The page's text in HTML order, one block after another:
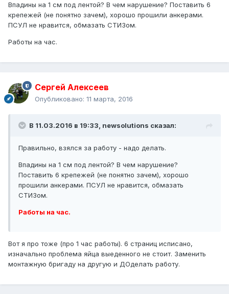
Впадины на 1 см под лентой? В чем нарушение? Поставить 6
крепежей (не понятно зачем), хорошо прошили анкерами.
ПСУЛ не нравится, обмазать СТИЗом.
Работы на час.
Сергей Алексеев
Опубликовано: 11 марта, 2016
В 11.03.2016 в 19:33, newsolutions сказал:
Правильно, взялся за работу - надо делать.
Впадины на 1 см под лентой? В чем нарушение?
Поставить 6 крепежей (не понятно зачем), хорошо
прошили анкерами. ПСУЛ не нравится, обмазать
СТИЗом.
Работы на час.
Вот я про тоже (про 1 час работы). 6 страниц исписано,
изначально проблема яйца выеденного не стоит. Заменить
монтажную бригаду на другую и ДОделать работу.